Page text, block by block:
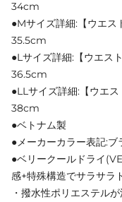
34cm
●Mサイズ詳細:【ウエ
35.5cm
●Lサイズ詳細:【ウエス
36.5cm
●LLサイズ詳細:【ウエ
38cm
●ベトナム製
●メーカーカラー表記:
●ベリークールドライ
感+特殊構造でサラサラ
・撥水性ポリエステル